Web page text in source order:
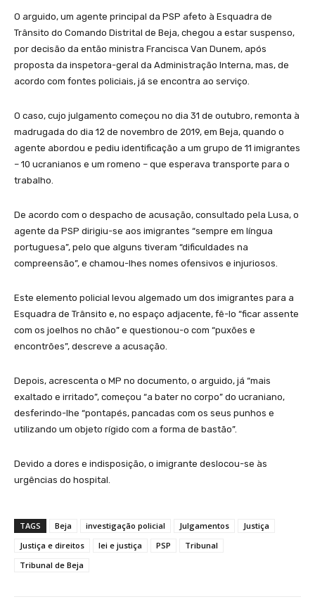
O arguido, um agente principal da PSP afeto à Esquadra de
Trânsito do Comando Distrital de Beja, chegou a estar suspenso,
por decisão da então ministra Francisca Van Dunem, após
proposta da inspetora-geral da Administração Interna, mas, de
acordo com fontes policiais, já se encontra ao serviço.
O caso, cujo julgamento começou no dia 31 de outubro, remonta à
madrugada do dia 12 de novembro de 2019, em Beja, quando o
agente abordou e pediu identificação a um grupo de 11 imigrantes
– 10 ucranianos e um romeno – que esperava transporte para o
trabalho.
De acordo com o despacho de acusação, consultado pela Lusa, o
agente da PSP dirigiu-se aos imigrantes “sempre em língua
portuguesa”, pelo que alguns tiveram “dificuldades na
compreensão”, e chamou-lhes nomes ofensivos e injuriosos.
Este elemento policial levou algemado um dos imigrantes para a
Esquadra de Trânsito e, no espaço adjacente, fê-lo “ficar assente
com os joelhos no chão” e questionou-o com “puxões e
encontrões”, descreve a acusação.
Depois, acrescenta o MP no documento, o arguido, já “mais
exaltado e irritado”, começou “a bater no corpo” do ucraniano,
desferindo-lhe “pontapés, pancadas com os seus punhos e
utilizando um objeto rígido com a forma de bastão”.
Devido a dores e indisposição, o imigrante deslocou-se às
urgências do hospital.
TAGS Beja investigação policial Julgamentos
Justiça
Justiça e direitos
lei e justiça PSP
Tribunal
Tribunal de Beja